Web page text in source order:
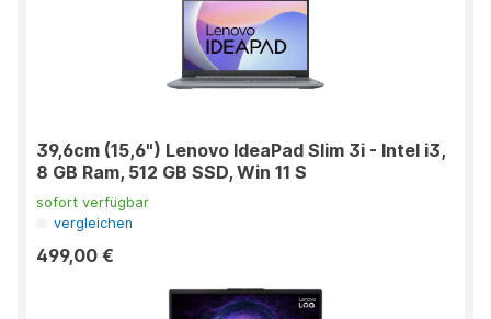
39,6cm (15,6") Lenovo IdeaPad Slim 3i - Intel i3,
8 GB Ram, 512 GB SSD, Win 11 S
sofort verfügbar
vergleichen
499,00 €